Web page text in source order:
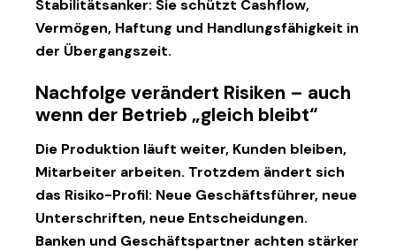
Stabilitätsanker: Sie schützt Cashflow,
Vermögen, Haftung und Handlungsfähigkeit in
der Übergangszeit.
Nachfolge verändert Risiken – auch
wenn der Betrieb „gleich bleibt“
Die Produktion läuft weiter, Kunden bleiben,
Mitarbeiter arbeiten. Trotzdem ändert sich
das Risiko-Profil: Neue Geschäftsführer, neue
Unterschriften, neue Entscheidungen.
Banken und Geschäftspartner achten stärker